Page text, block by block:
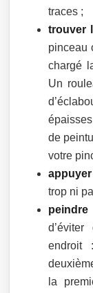
traces ;
trouver
pinceau
chargé
Un
de
votre
trop ni
endroit
la